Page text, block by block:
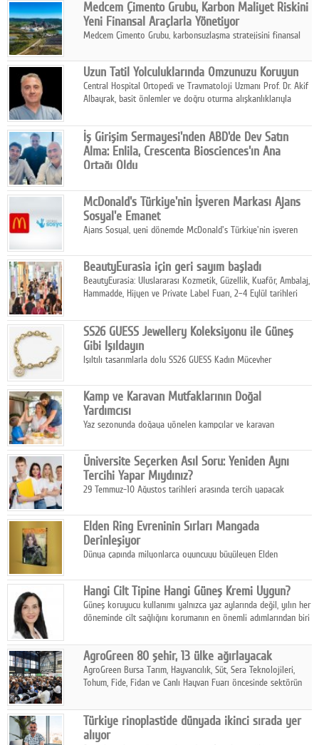
Medcem Çimento Grubu, Karbon Maliyet Riskini
Yeni Finansal Araçlarla Yönetiyor
Medcem Çimento Grubu, karbonsuzlaşma stratejisini finansal
Uzun Tatil Yolculuklarında Omzunuzu Koruyun
Central Hospital Ortopedi ve Travmatoloji Uzmanı Prof. Dr. Akif
Albayrak, basit önlemler ve doğru oturma alışkanlıklarıyla
İş Girişim Sermayesi'nden ABD'de Dev Satın
Alma: Enlila, Crescenta Biosciences'ın Ana
Ortağı Oldu
stratejisini uluslararası ölçeğe taşıyan satın alma hamlesini
tamamladı.
McDonald's Türkiye'nin İşveren Markası Ajans
Sosyal'e Emanet
Ajans Sosyal, yeni dönemde McDonald's Türkiye'nin işveren
BeautyEurasia için geri sayım başladı
BeautyEurasia: Uluslararası Kozmetik, Güzellik, Kuaför, Ambalaj,
Hammadde, Hijyen ve Private Label Fuarı, 2–4 Eylül tarihleri
SS26 GUESS Jewellery Koleksiyonu ile Güneş
Gibi Işıldayın
Işıltılı tasarımlarla dolu SS26 GUESS Kadın Mücevher
dokunuşunu taşıyor.
Kamp ve Karavan Mutfaklarının Doğal
Yardımcısı
Yaz sezonunda doğaya yönelen kampçılar ve karavan
temizlik sağlayan, çevreye duyarlı bitkisel içerikli ürünleri tercih
ediyor.
Üniversite Seçerken Asıl Soru: Yeniden Aynı
Tercihi Yapar Mıydınız?
29 Temmuz-10 Ağustos tarihleri arasında tercih yapacak
Elden Ring Evreninin Sırları Mangada
Derinleşiyor
Dünya çapında milyonlarca oyuncuyu büyüleyen Elden
aksiyonu ve karanlık fantastik atmosferi bir araya getirmeyi
sürdürüyor.
Hangi Cilt Tipine Hangi Güneş Kremi Uygun?
Güneş koruyucu kullanımı yalnızca yaz aylarında değil, yılın her
döneminde cilt sağlığını korumanın en önemli adımlarından biri
AgroGreen 80 şehir, 13 ülke ağırlayacak
AgroGreen Bursa Tarım, Hayvancılık, Süt, Sera Teknolojileri,
Tohum, Fide, Fidan ve Canlı Hayvan Fuarı öncesinde sektörün
Türkiye rinoplastide dünyada ikinci sırada yer
alıyor